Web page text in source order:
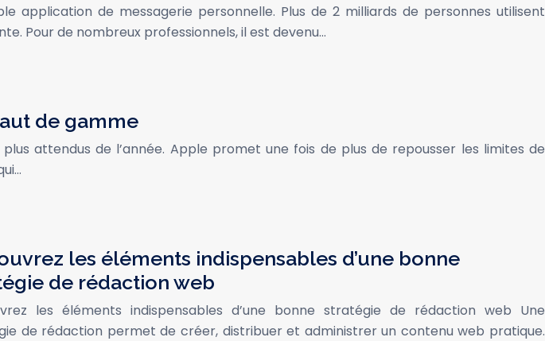
application de messagerie personnelle. Plus de 2 milliards de personnes utilisent
Pour de nombreux professionnels, il est devenu…
de gamme
attendus de l’année. Apple promet une fois de plus de repousser les limites de
les éléments indispensables d’une bonne
de rédaction web
les éléments indispensables d’une bonne stratégie de rédaction web Une
de rédaction permet de créer, distribuer et administrer un contenu web pratique.